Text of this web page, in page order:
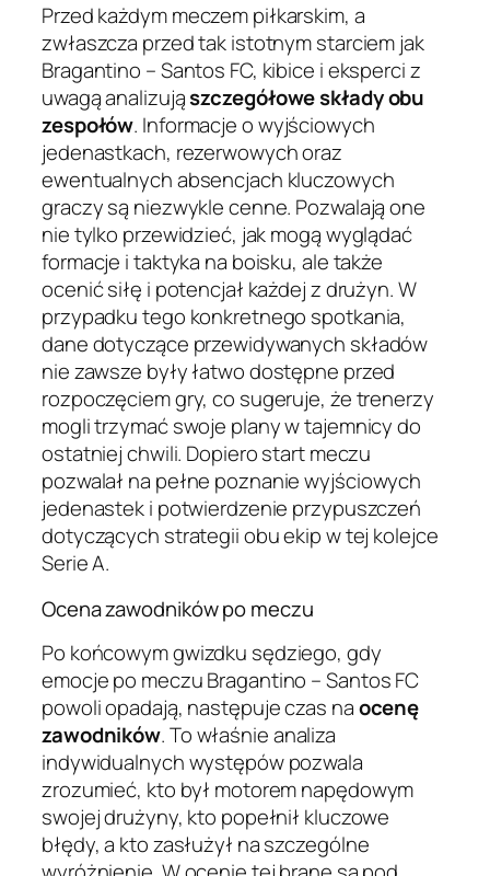
Przed każdym meczem piłkarskim, a
zwłaszcza przed tak istotnym starciem jak
Bragantino – Santos FC, kibice i eksperci z
uwagą analizująszczegółowe składy obu
zespołów. Informacje o wyjściowych
jedenastkach, rezerwowych oraz
ewentualnych absencjach kluczowych
graczy są niezwykle cenne. Pozwalają one
nie tylko przewidzieć, jak mogą wyglądać
formacje i taktyka na boisku, ale także
ocenić siłę i potencjał każdej z drużyn. W
przypadku tego konkretnego spotkania,
dane dotyczące przewidywanych składów
nie zawsze były łatwo dostępne przed
rozpoczęciem gry, co sugeruje, że trenerzy
mogli trzymać swoje plany w tajemnicy do
ostatniej chwili. Dopiero start meczu
pozwalał na pełne poznanie wyjściowych
jedenastek i potwierdzenie przypuszczeń
dotyczących strategii obu ekip w tej kolejce
Serie A.
Ocena zawodników po meczu
Po końcowym gwizdku sędziego, gdy
emocje po meczu Bragantino – Santos FC
powoli opadają, następuje czas naocenę
zawodników. To właśnie analiza
indywidualnych występów pozwala
zrozumieć, kto był motorem napędowym
swojej drużyny, kto popełnił kluczowe
błędy, a kto zasłużył na szczególne